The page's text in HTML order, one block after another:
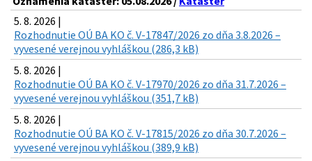
5. 8. 2026 |
Rozhodnutie OÚ BA KO č. V-17847/2026 zo dňa 3.8.2026 –
vyvesené verejnou vyhláškou (286,3 kB)
5. 8. 2026 |
Rozhodnutie OÚ BA KO č. V-17970/2026 zo dňa 31.7.2026 –
vyvesené verejnou vyhláškou (351,7 kB)
5. 8. 2026 |
Rozhodnutie OÚ BA KO č. V-17815/2026 zo dňa 30.7.2026 –
vyvesené verejnou vyhláškou (389,9 kB)